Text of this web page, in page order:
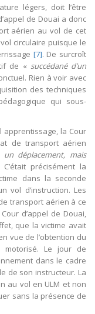
légers, doit l’être
de Douai a donc
aérien au vol de cet
vol circulaire puisque le
[7]. De surcroît
de « succédané d’un
Rien à voir avec
des techniques
qui sous-
apprentissage, la Cour
de transport aérien
un déplacement, mais
C’était précisément la
dans la seconde
vol d’instruction. Les
transport aérien à ce
d’appel de Douai,
que la victime avait
vue de l’obtention du
motorisé. Le jour de
dans le cadre
de son instructeur. La
au vol en ULM et non
sans la présence de